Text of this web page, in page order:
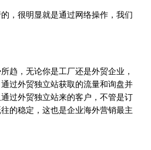
很明显就是通过网络操作，我们
，无论你是工厂还是外贸企业，
过外贸独立站获取的流量和询盘并
过外贸独立站来的客户，不管是订
的稳定，这也是企业海外营销最主